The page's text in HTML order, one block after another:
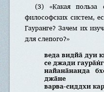
(3) «Какая
философских систем,
Гауранге? Зачем их
для слепого?»
веда видйа̄ дуи
се джади
найана̄нанда
джа̄не
варва-сиддхи